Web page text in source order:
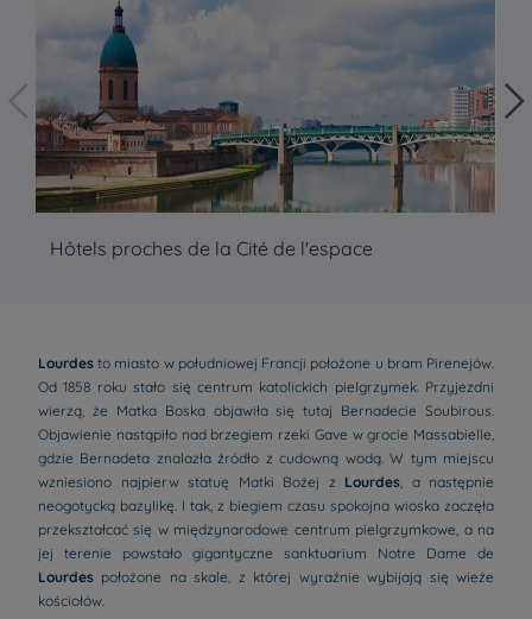
Hôtels proches de la Cité de l'espace
Lourdes to miasto w południowej Francji położone u bram Pirenejów.
Od 1858 roku stało się centrum katolickich pielgrzymek. Przyjezdni
wierzą, że Matka Boska objawiła się tutaj Bernadecie Soubirous.
Objawienie nastąpiło nad brzegiem rzeki Gave w grocie Massabielle,
gdzie Bernadeta znalazła źródło z cudowną wodą. W tym miejscu
wzniesiono najpierw statuę Matki Bożej z Lourdes, a następnie
neogotycką bazylikę. I tak, z biegiem czasu spokojna wioska zaczęła
przekształcać się w międzynarodowe centrum pielgrzymkowe, a na
jej terenie powstało gigantyczne sanktuarium Notre Dame de
Lourdes położone na skale, z której wyraźnie wybijają się wieże
kościołów.